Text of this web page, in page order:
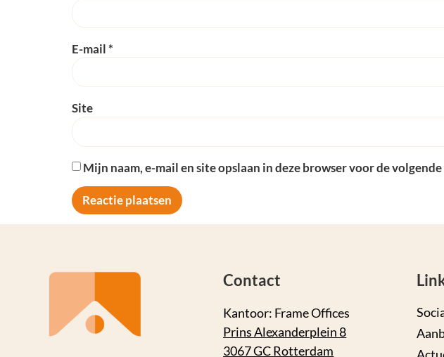
E-mail*
Site
Mijn naam, e-mail en site opslaan in deze browser voor de
Contact
Kantoor: Frame Offices
Prins Alexanderplein 8
3067 GC Rotterdam